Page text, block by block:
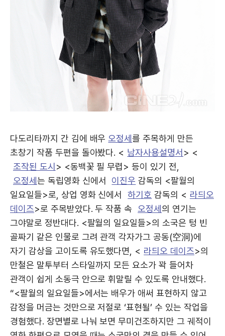
다도리타까지 간 김에 배우오정세를 주목하게 만든
초창기 작품 두편을 돌아봤다. < 남자사용설명서 > <
조작된 도시 > <동백꽃 필 무렵> 등이 있기 전,
오정세 는 독립영화 신에서 이진우 감독의 <팔월의
일요일들>로, 상업 영화 신에서
하기호 감독의 < 라듸오
데이즈>로 주목받았다. 두 작품 속 오정세 의 연기는
그야말로 정반대다. <팔월의 일요일들>의 소국은 텅 빈
골짜기 같은 인물로 그려 관객 각자가그 공동(空洞)에
자기 감상을 고이도록 유도했다면, < 라듸오 데이즈>의
만철은 말투부터 스타일까지 모든 요소가 꽉 들어차
관객이 쉽게 소동극 안으로 휘말릴 수 있도록 안내했다.
“<팔월의 일요일들>에서는 배우가 애써 표현하지 않고
감정을 머금는 것만으로 저절로 ‘표현될’ 수 있는 작업을
경험했다. 장면별로 나눠 보면 무미건조하지만 그 궤적이